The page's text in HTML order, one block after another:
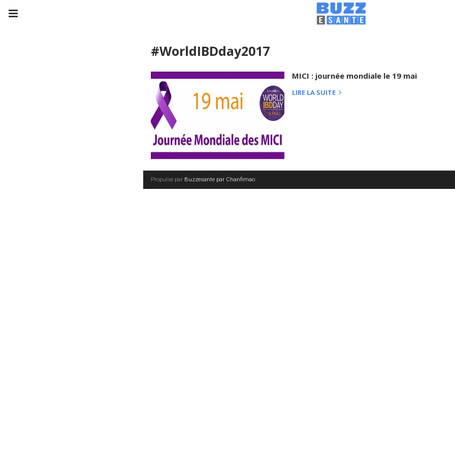
#WorldIBDday2017
MICI : journée mondiale le 19 mai
LIRE LA SUITE
Propulsé par Buzzesante par Chanfimao